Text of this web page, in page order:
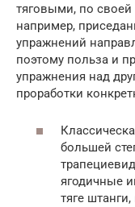
тяговыми, по своей
например,
упражнений
поэтому польза и
упражнения над
проработки
большей
ягодичные
тяге